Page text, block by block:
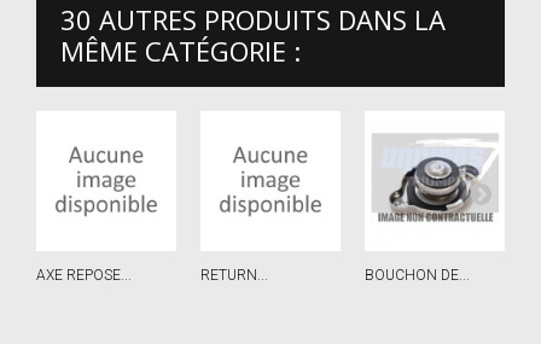
30 AUTRES PRODUITS DANS LA
MÊME CATÉGORIE :
AXE REPOSE... RETURN... BOUCHON DE...